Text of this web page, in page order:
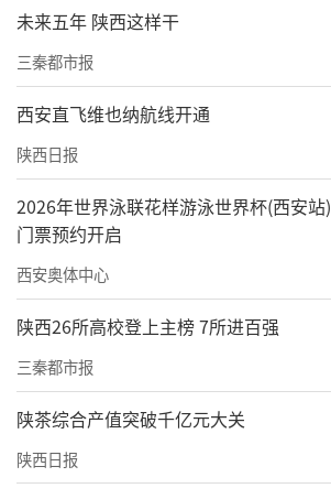
未来五年 陕西这样干
三秦都市报
西安直飞维也纳航线开通
陕西日报
2026年世界泳联花样游泳世界杯(西安站)
门票预约开启
西安奥体中心
陕西26所高校登上主榜 7所进百强
三秦都市报
陕茶综合产值突破千亿元大关
陕西日报